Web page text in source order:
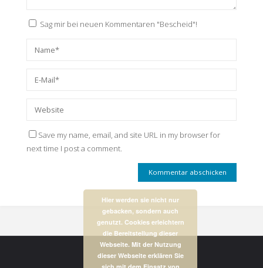
Sag mir bei neuen Kommentaren "Bescheid"!
Save my name, email, and site URL in my browser for
next time I post a comment.
Hier werden sie nicht nur
gebacken, sondern auch
genutzt. Cookies erleichtern
die Bereitstellung dieser
Webseite. Mit der Nutzung
dieser Webseite erklären Sie